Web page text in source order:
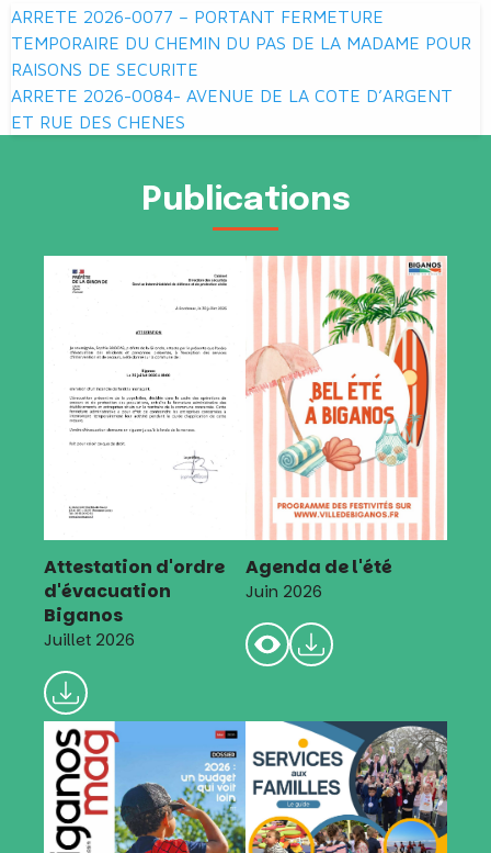
Navigation
de
l’article
ARRETE 2026-0077 – PORTANT FERMETURE
TEMPORAIRE DU CHEMIN DU PAS DE LA MADAME POUR
RAISONS DE SECURITE
ARRETE 2026-0084- AVENUE DE LA COTE D’ARGENT
ET RUE DES CHENES
Publications
Attestation d'ordre
d'évacuation
Biganos
Juillet 2026
Agenda de l'été
Juin 2026